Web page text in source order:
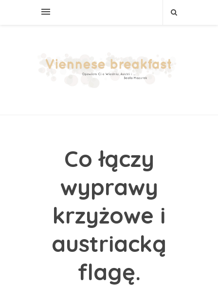
Co łączy
wyprawy
krzyżowe i
austriacką
flagę.